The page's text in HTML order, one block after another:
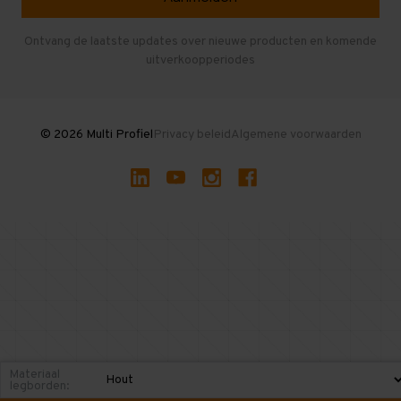
Gebruikte entresolvloeren
Ontvang de laatste updates over nieuwe producten en komende
uitverkoopperiodes
© 2026 Multi ProfielPrivacy beleidAlgemene voorwaarden
Materiaal
legborden: